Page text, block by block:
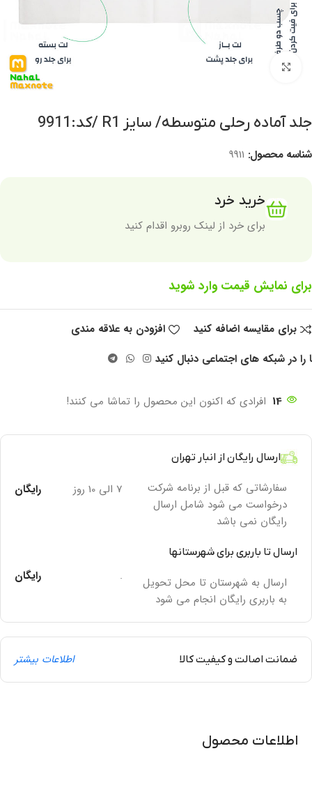
برای بزرگنمایی کلیک کنید
جلد آماده رحلی متوسطه/ سایز R1 /کد:9911
شناسه محصول: 9911
خرید خرد
برای خرد از لینک روبرو اقدام کنید
برای نمایش قیمت وارد شوید
برای مقایسه اضافه کنید
افزودن به علاقه مندی
را در شبکه های اجتماعی دنبال کنید
14 افرادی که اکنون این محصول را تماشا می کنند!
ارسال رایگان از انبار تهران
سفارشاتی که قبل از برنامه شرکت
درخواست می شود شامل ارسال
رایگان نمی باشد
7 الی 10 روز رایگان
ارسال تا باربری برای شهرستانها
ارسال به شهرستان تا محل تحویل
به باربری رایگان انجام می شود
. رایگان
ضمانت اصالت و کیفیت کالا اطلاعات بیشتر
اطلاعات محصول